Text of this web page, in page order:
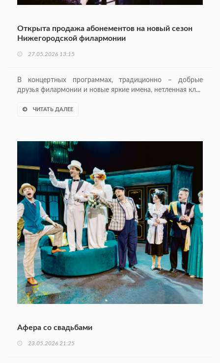
Открыта продажа абонементов на новый сезон
Нижегородской филармонии
27.05.2026 13:15
В концертных программах, традиционно – добрые
друзья филармонии и новые яркие имена, нетленная кл...
ЧИТАТЬ ДАЛЕЕ
Афера со свадьбами
23.05.2026 21:25